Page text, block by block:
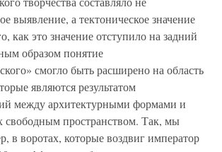
выявление, а тектоническое значение
как это значение отступило на задний
образом понятие
смогло быть расширено на область
являются результатом
между архитектурными формами и
пространством. Так, мы
в воротах, которые воздвиг император